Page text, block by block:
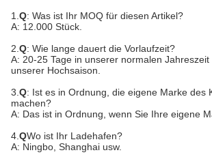
1. Q: Was ist Ihr MOQ für diesen Artikel?
A: 12.000 Stück.
2. Q: Wie lange dauert die Vorlaufzeit?
A: 20-25 Tage in unserer normalen Jahreszeit
unserer Hochsaison.
3. Q: Ist es in Ordnung, die eigene Marke des
machen?
A: Das ist in Ordnung, wenn Sie Ihre eigene
4. QWo ist Ihr Ladehafen?
A: Ningbo, Shanghai usw.